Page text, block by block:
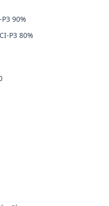
90%
P3 80%